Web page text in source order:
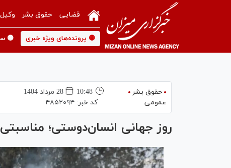
قضایی حقوق بشر
🟡 پرونده‌های ویژه خبری 🟡
حقوق بشر
عمومی
10:48
28 مرداد 1404
کد خبر:۴۸۵۲۰۹۴
روز جهانی انسان‌دوستی؛